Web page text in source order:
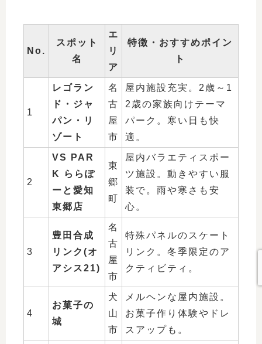
No.
スポット
名
エ
リ
ア
特徴・おすすめポイン
ト
1
レゴラン
ド・ジャ
パン・リ
ゾート
名
古
屋
市
屋内施設充実。2歳～1
2歳の家族向けテーマ
パーク。寒い日も快
適。
2
VS PAR
K ららぽ
ーと愛知
東郷店
東
郷
町
屋内バラエティスポー
ツ施設。動きやすい服
装で。雨や寒さも安
心。
3
豊田合成
リンク(オ
アシス21)
名
古
屋
市
特殊パネルのスケート
リンク。冬季限定のア
クティビティ。
4
お菓子の
城
犬
山
市
メルヘンな屋内施設。
お菓子作り体験やドレ
スアップも。